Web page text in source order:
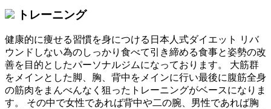
トレーニング
健康的に痩せる習慣を身につける日本人式ダイエット リバ
ウンドしない為のしっかり食べて引き締める食事と姿勢の改
善を目的としたパーソナルジムになっております。 大筋群
をメインとした脚、胸、背中をメインに行い最後に腹筋全身
の筋肉をまんべんなく狙ったトレーニングがベースになりま
す。 その中で女性であれば背中や二の腕、男性であれば胸